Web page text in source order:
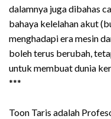
dalamnya juga dibahas
bahaya kelelahan akut
menghadapi era mesin
boleh terus berubah,
untuk membuat dunia
***
Toon Taris adalah